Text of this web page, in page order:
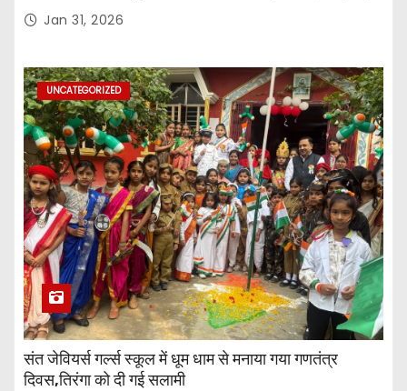
Jan 31, 2026
UNCATEGORIZED
संत जेवियर्स गर्ल्स स्कूल में धूम धाम से मनाया गया गणतंत्र
दिवस,तिरंगा को दी गई सलामी